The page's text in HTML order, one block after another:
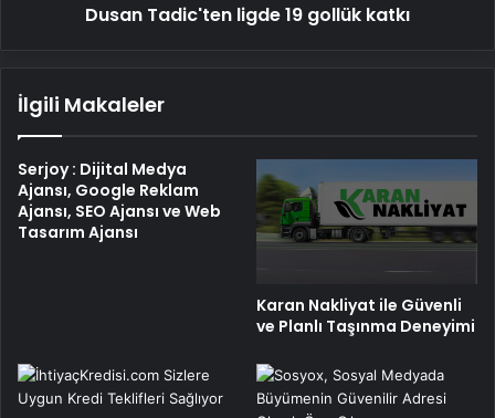
Dusan Tadic'ten ligde 19 gollük katkı
İlgili Makaleler
Serjoy : Dijital Medya
Ajansı, Google Reklam
Ajansı, SEO Ajansı ve Web
Tasarım Ajansı
Karan Nakliyat ile Güvenli
ve Planlı Taşınma Deneyimi